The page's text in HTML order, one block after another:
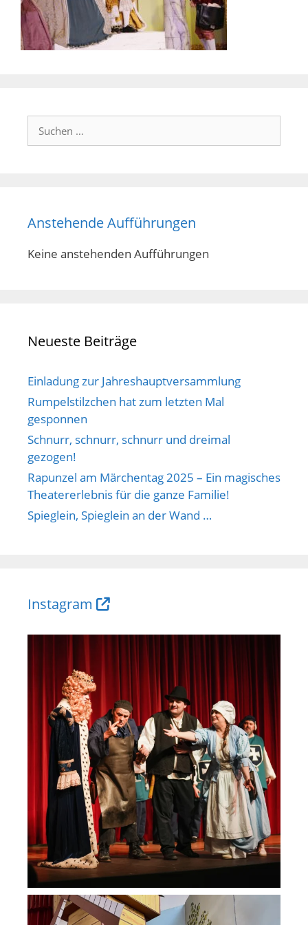
Suchen
nach:
Anstehende Aufführungen
Keine anstehenden Aufführungen
Neueste Beiträge
Einladung zur Jahreshauptversammlung
Rumpelstilzchen hat zum letzten Mal
gesponnen
Schnurr, schnurr, schnurr und dreimal
gezogen!
Rapunzel am Märchentag 2025 – Ein magisches
Theatererlebnis für die ganze Familie!
Spieglein, Spieglein an der Wand …
Instagram